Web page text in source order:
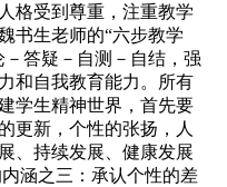
格受到尊重，注重教学
书生老师的“六步教学
答疑－自测－自结，强
和自我教育能力。所有
学生精神世界，首先要
更新，个性的张扬，人
、持续发展、健康发展
之三：承认个性的差